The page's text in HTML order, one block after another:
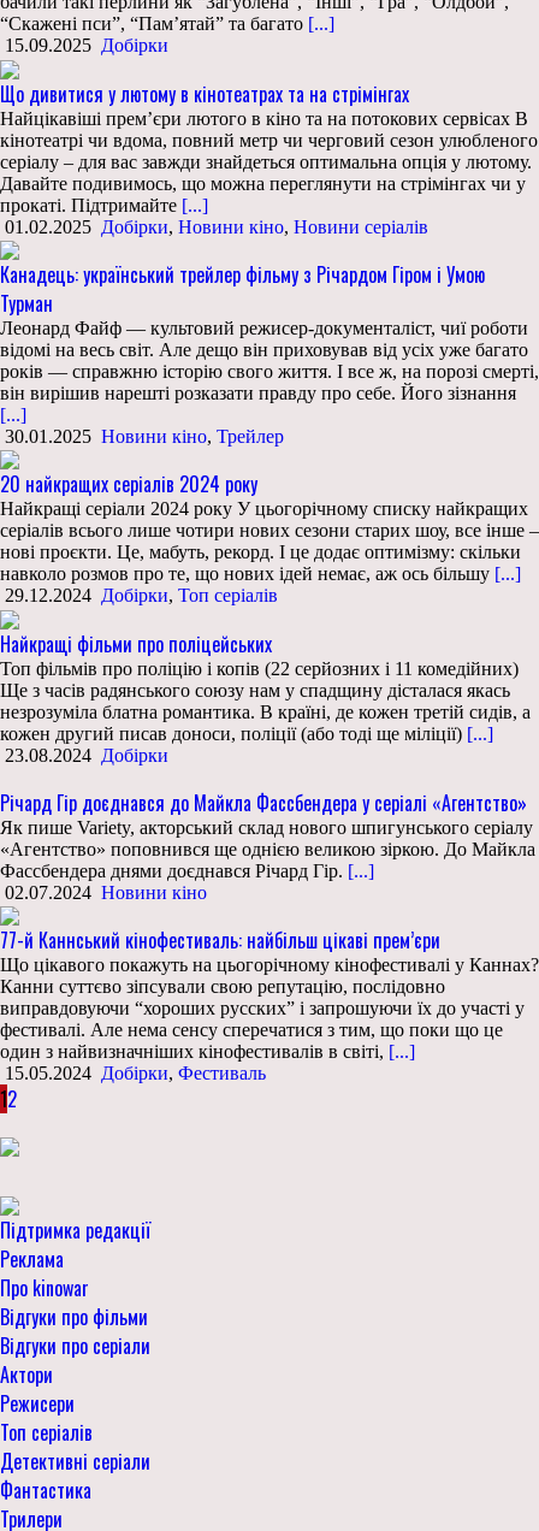
“Скажені пси”, “Пам’ятай” та багато [...]
15.09.2025 Добірки
Що дивитися у лютому в кінотеатрах та на стрімінгах
Найцікавіші прем’єри лютого в кіно та на потокових сервісах В
кінотеатрі чи вдома, повний метр чи черговий сезон улюбленого
серіалу – для вас завжди знайдеться оптимальна опція у лютому.
Давайте подивимось, що можна переглянути на стрімінгах чи у
прокаті. Підтримайте [...]
01.02.2025 Добірки, Новини кіно, Новини серіалів
Канадець: український трейлер фільму з Річардом Гіром і Умою
Турман
Леонард Файф — культовий режисер-документаліст, чиї роботи
відомі на весь світ. Але дещо він приховував від усіх уже багато
років — справжню історію свого життя. І все ж, на порозі смерті,
він вирішив нарешті розказати правду про себе. Його зізнання
[...]
30.01.2025 Новини кіно, Трейлер
20 найкращих серіалів 2024 року
Найкращі серіали 2024 року У цьогорічному списку найкращих
серіалів всього лише чотири нових сезони старих шоу, все інше –
нові проєкти. Це, мабуть, рекорд. І це додає оптимізму: скільки
навколо розмов про те, що нових ідей немає, аж ось більшу [...]
29.12.2024 Добірки, Топ серіалів
Найкращі фільми про поліцейських
Топ фільмів про поліцію і копів (22 серйозних і 11 комедійних)
Ще з часів радянського союзу нам у спадщину дісталася якась
незрозуміла блатна романтика. В країні, де кожен третій сидів, а
кожен другий писав доноси, поліції (або тоді ще міліції) [...]
23.08.2024 Добірки
Річард Гір доєднався до Майкла Фассбендера у серіалі «Агентство»
Як пише Variety, акторський склад нового шпигунського серіалу
«Агентство» поповнився ще однією великою зіркою. До Майкла
Фассбендера днями доєднався Річард Гір. [...]
02.07.2024 Новини кіно
77-й Каннський кінофестиваль: найбільш цікаві прем’єри
Що цікавого покажуть на цьогорічному кінофестивалі у Каннах?
Канни суттєво зіпсували свою репутацію, послідовно
виправдовуючи “хороших русских” і запрошуючи їх до участі у
фестивалі. Але нема сенсу сперечатися з тим, що поки що це
один з найвизначніших кінофестивалів в світі, [...]
15.05.2024 Добірки, Фестиваль
12
Підтримка редакції
Реклама
Про kinowar
Відгуки про фільми
Відгуки про серіали
Актори
Режисери
Топ серіалів
Детективні серіали
Фантастика
Трилери